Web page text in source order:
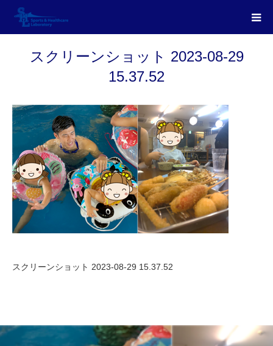
スクリーンショット 2023-08-29
15.37.52
スクリーンショット 2023-08-29 15.37.52